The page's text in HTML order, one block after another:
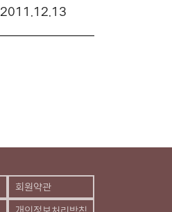
2011.12.13
회원약관